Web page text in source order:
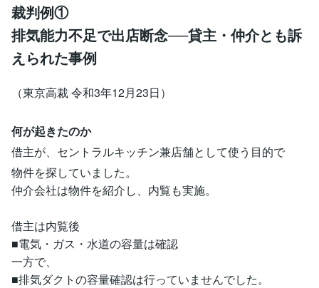
裁判例①
排気能力不足で出店断念──貸主・仲介とも訴
えられた事例
（東京高裁 令和3年12月23日）
何が起きたのか
借主が、セントラルキッチン兼店舗として使う目的で
物件を探していました。
仲介会社は物件を紹介し、内覧も実施。
借主は内覧後
■電気・ガス・水道の容量は確認
一方で、
■排気ダクトの容量確認は行っていませんでした。